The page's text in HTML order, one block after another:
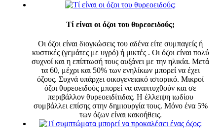
Τί είναι οι όζοι του θυρεοειδούς;
Οι όζοι είναι διογκώσεις του αδένα είτε συμπαγείς ή
κυστικές (γεμάτες με υγρό) ή μικτές . Οι όζοι είναι πολύ
συχνοί και η επίπτωσή τους αυξάνει με την ηλικία. Μετά
τα 60, μέχρι και 50% των ενηλίκων μπορεί να έχει
όζους. Συχνά υπάρχει οικογενειακό ιστορικό. Μικροί
όζοι θυρεοειδούς μπορεί να αναπτυχθούν και σε
περιβάλλον θυρεοειδίτιδας. Η έλλειψη ιωδίου
συμβάλλει επίσης στην δημιουργία τους. Μόνο ένα 5%
των όζων είναι κακοήθεις.